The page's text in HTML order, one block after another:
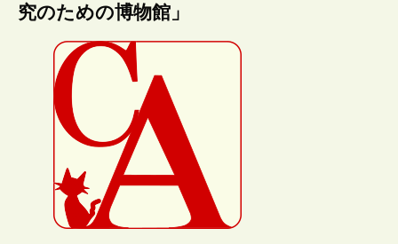
究のための博物館」